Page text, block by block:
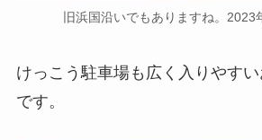
旧浜国沿いでもありますね。2023
けっこう駐車場も広く入りやす
です。